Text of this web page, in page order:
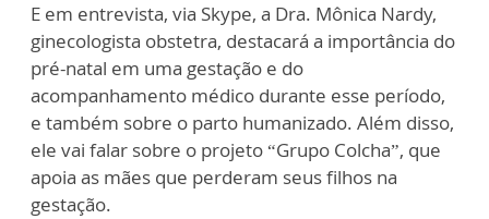
E em entrevista, via Skype, a Dra. Mônica Nardy,
ginecologista obstetra, destacará a importância do
pré-natal em uma gestação e do
acompanhamento médico durante esse período,
e também sobre o parto humanizado. Além disso,
ele vai falar sobre o projeto “Grupo Colcha”, que
apoia as mães que perderam seus filhos na
gestação.